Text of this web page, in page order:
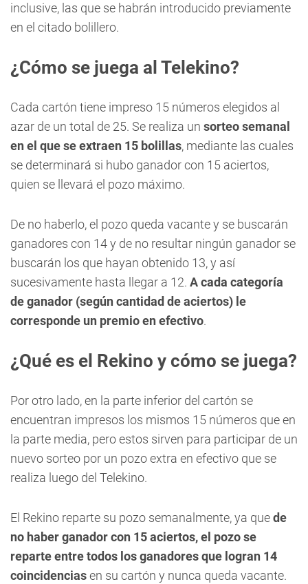
inclusive, las que se habrán introducido previamente
en el citado bolillero.
¿Cómo se juega al Telekino?
Cada cartón tiene impreso 15 números elegidos al
azar de un total de 25. Se realiza un sorteo semanal
en el que se extraen 15 bolillas, mediante las cuales
se determinará si hubo ganador con 15 aciertos,
quien se llevará el pozo máximo.
De no haberlo, el pozo queda vacante y se buscarán
ganadores con 14 y de no resultar ningún ganador se
buscarán los que hayan obtenido 13, y así
sucesivamente hasta llegar a 12. A cada categoría
de ganador (según cantidad de aciertos) le
corresponde un premio en efectivo.
¿Qué es el Rekino y cómo se juega?
Por otro lado, en la parte inferior del cartón se
encuentran impresos los mismos 15 números que en
la parte media, pero estos sirven para participar de un
nuevo sorteo por un pozo extra en efectivo que se
realiza luego del Telekino.
El Rekino reparte su pozo semanalmente, ya quede
no haber ganador con 15 aciertos, el pozo se
reparte entre todos los ganadores que logran 14
coincidenciasen su cartón y nunca queda vacante.